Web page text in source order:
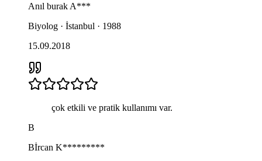
Anıl burak A***
Biyolog · İstanbul · 1988
15.09.2018
çok etkili ve pratik kullanımı var.
B
Bİrcan K*********